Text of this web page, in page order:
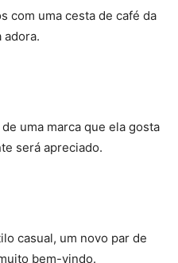
com uma cesta de café da
adora.
uma marca que ela gosta
será apreciado.
casual, um novo par de
bem-vindo.